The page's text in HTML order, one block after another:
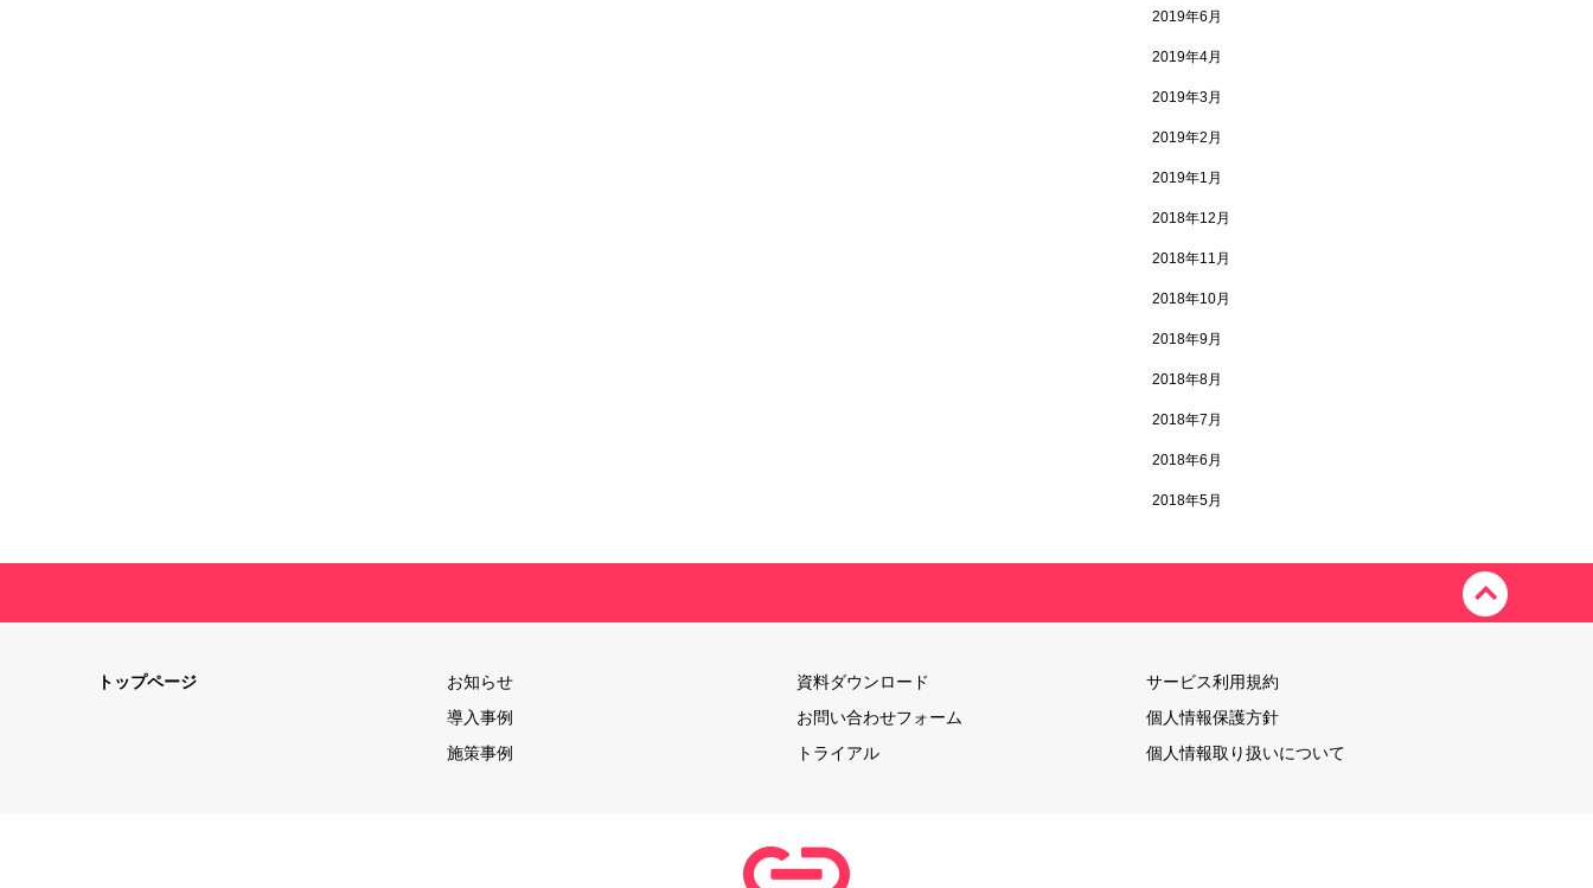
2019年6月
2019年4月
2019年3月
2019年2月
2019年1月
2018年12月
2018年11月
2018年10月
2018年9月
2018年8月
2018年7月
2018年6月
2018年5月
トップページ
お知らせ
導入事例
施策事例
資料ダウンロード
お問い合わせフォーム
トライアル
サービス利用規約
個人情報保護方針
個人情報取り扱いについて